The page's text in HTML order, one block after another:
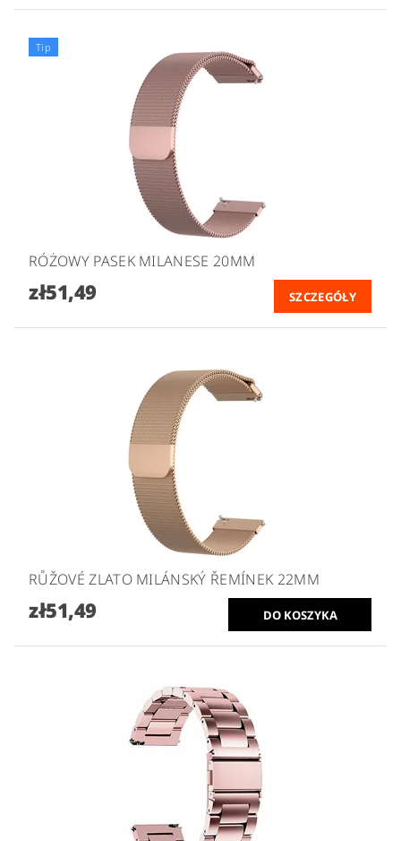
Tip
RÓŻOWY PASEK MILANESE 20MM
zł51,49 SZCZEGÓŁY
RŮŽOVÉ ZLATO MILÁNSKÝ ŘEMÍNEK 22MM
zł51,49